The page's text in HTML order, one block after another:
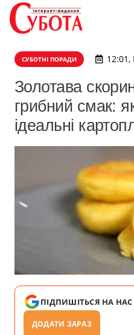
СУБОТНІ ПОРАДИ 12:01,
Золотава
грибний смак:
ідеальні
ПІДПИШІТЬСЯ НА НАС
ДОДАТИ ЗАРАЗ